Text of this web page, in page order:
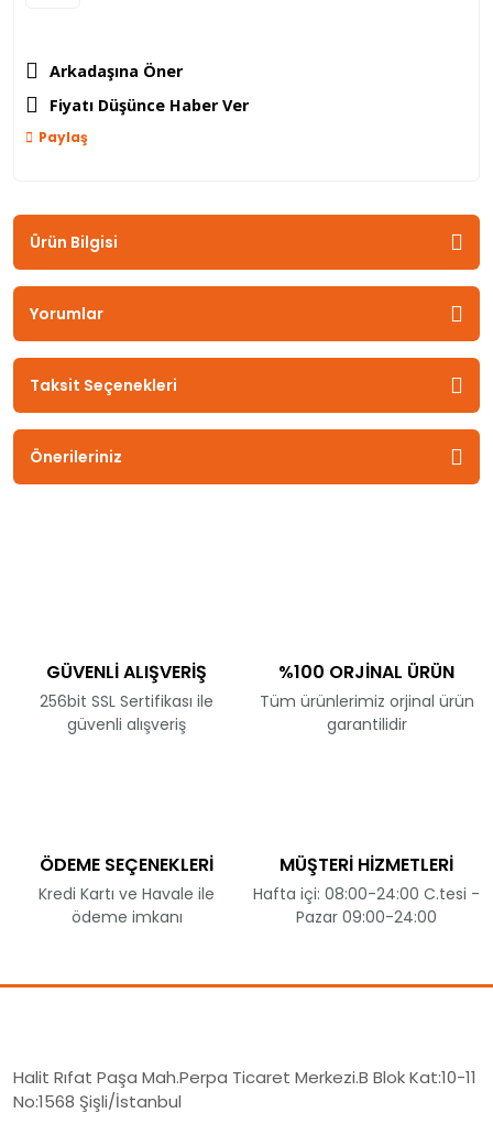
Arkadaşına Öner
Fiyatı Düşünce Haber Ver
Paylaş
Ürün Bilgisi
Yorumlar
Taksit Seçenekleri
Önerileriniz
GÜVENLİ ALIŞVERİŞ
256bit SSL Sertifikası ile
güvenli alışveriş
%100 ORJİNAL ÜRÜN
Tüm ürünlerimiz orjinal ürün
garantilidir
ÖDEME SEÇENEKLERİ
Kredi Kartı ve Havale ile
ödeme imkanı
MÜŞTERİ HİZMETLERİ
Hafta içi: 08:00-24:00 C.tesi -
Pazar 09:00-24:00
Halit Rıfat Paşa Mah.Perpa Ticaret Merkezi.B Blok Kat:10-11
No:1568 Şişli/İstanbul